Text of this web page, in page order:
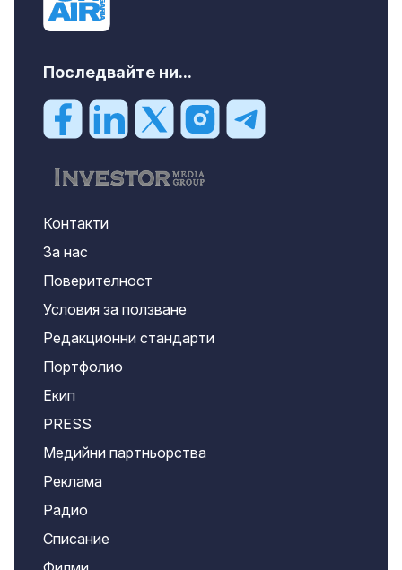
Последвайте ни...
Контакти
За нас
Поверителност
Условия за ползване
Редакционни стандарти
Портфолио
Екип
PRESS
Медийни партньорства
Реклама
Радио
Списание